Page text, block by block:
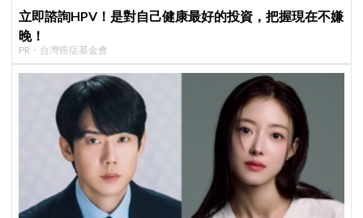
立即諮詢HPV！是對自己健康最好的投資，把握現在不嫌
晚！
PR・台灣癌症基金會